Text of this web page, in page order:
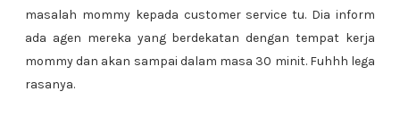
masalah mommy kepada customer service tu. Dia inform
ada agen mereka yang berdekatan dengan tempat kerja
mommy dan akan sampai dalam masa 30 minit. Fuhhh lega
rasanya.